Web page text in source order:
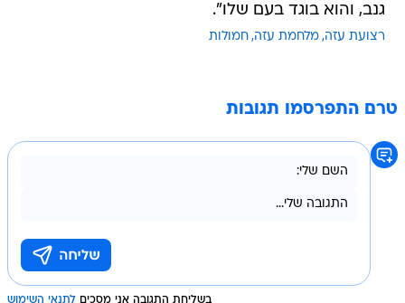
גנב, והוא בוגד בעם שלו".
רצועת עזה מלחמת עזה חמולות
טרם התפרסמו תגובות
בשליחת התגובה אני מסכים לתנאי השימוש